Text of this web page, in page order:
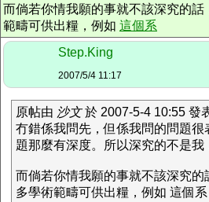
而倘若你情我願的事就不該深究的
範疇可供出糧，例如 這個系
Step.King
2007/5/4 11:17
原帖由 沙文於 2007-5-4 10:55 發
冇錯係我問先，但係我問的問題很
題那麼有深度。所以深究的不是我
而倘若你情我願的事就不該深究的
多學術範疇可供出糧，例如 這個系